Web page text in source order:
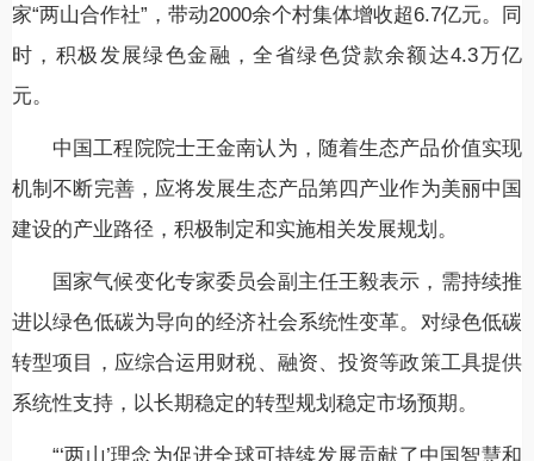
家“两山合作社”，带动2000余个村集体增收超6.7亿元。同
时，积极发展绿色金融，全省绿色贷款余额达4.3万亿
元。
中国工程院院士王金南认为，随着生态产品价值实现
机制不断完善，应将发展生态产品第四产业作为美丽中国
建设的产业路径，积极制定和实施相关发展规划。
国家气候变化专家委员会副主任王毅表示，需持续推
进以绿色低碳为导向的经济社会系统性变革。对绿色低碳
转型项目，应综合运用财税、融资、投资等政策工具提供
系统性支持，以长期稳定的转型规划稳定市场预期。
“‘两山’理念为促进全球可持续发展贡献了中国智慧和